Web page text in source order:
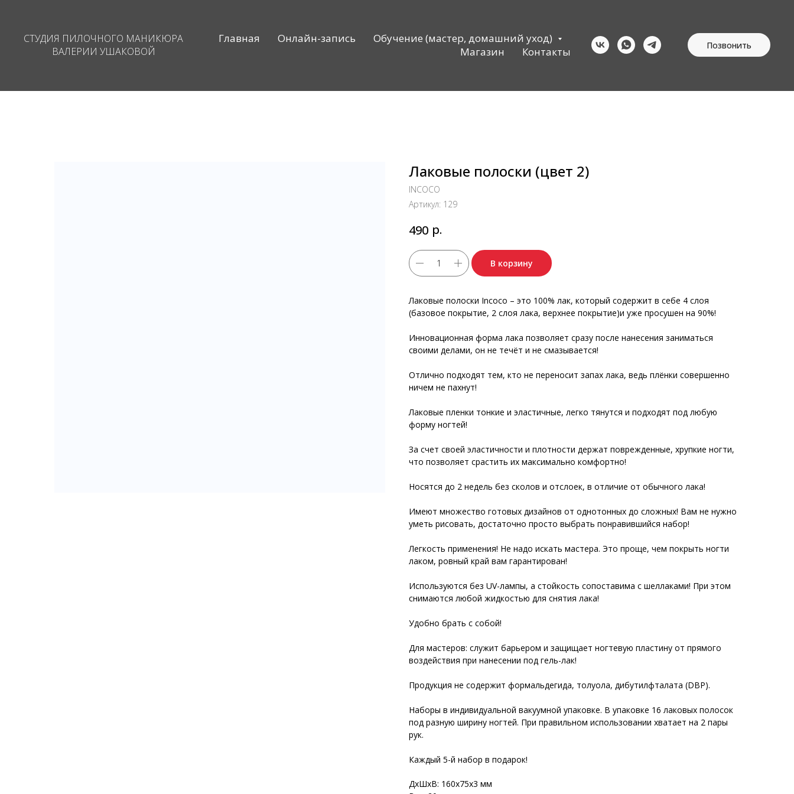
СТУДИЯ ПИЛОЧНОГО МАНИКЮРА
ВАЛЕРИИ УШАКОВОЙ
Главная Онлайн-запись
Обучение (мастер, домашний уход)
Магазин
Контакты Позвонить
Лаковые полоски (цвет 2)
INCOCO
Артикул: 129
490 р.
В корзину
Лаковые полоски Incoco – это 100% лак, который содержит в себе 4 слоя
(базовое покрытие, 2 слоя лака, верхнее покрытие)и уже просушен на 90%!
Инновационная форма лака позволяет сразу после нанесения заниматься
своими делами, он не течёт и не смазывается!
Отлично подходят тем, кто не переносит запах лака, ведь плёнки совершенно
ничем не пахнут!
Лаковые пленки тонкие и эластичные, легко тянутся и подходят под любую
форму ногтей!
За счет своей эластичности и плотности держат поврежденные, хрупкие ногти,
что позволяет срастить их максимально комфортно!
Носятся до 2 недель без сколов и отслоек, в отличие от обычного лака!
Имеют множество готовых дизайнов от однотонных до сложных! Вам не нужно
уметь рисовать, достаточно просто выбрать понравившийся набор!
Легкость применения! Не надо искать мастера. Это проще, чем покрыть ногти
лаком, ровный край вам гарантирован!
Используются без UV-лампы, а стойкость сопоставима с шеллаками! При этом
снимаются любой жидкостью для снятия лака!
Удобно брать с собой!
Для мастеров: служит барьером и защищает ногтевую пластину от прямого
воздействия при нанесении под гель-лак!
Продукция не содержит формальдегида, толуола, дибутилфталата (DBP).
Наборы в индивидуальной вакуумной упаковке. В упаковке 16 лаковых полосок
под разную ширину ногтей. При правильном использовании хватает на 2 пары
рук.
Каждый 5-й набор в подарок!
ДxШxВ: 160x75x3 мм